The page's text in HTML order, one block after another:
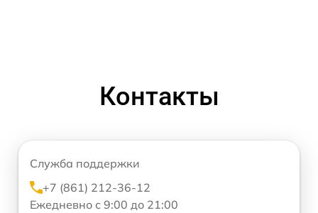
Контакты
Служба поддержки
+7 (861) 212-36-12
Ежедневно с 9:00 до 21:00